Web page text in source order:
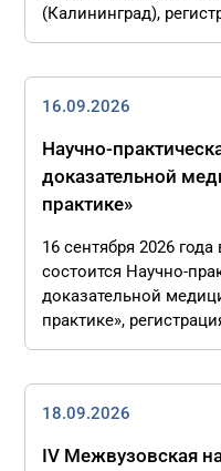
(Калининград),
16.09.2026
Научно-
доказательной
практике»
16 сентября 2026
состоится Научно-
доказательной
практике»,
18.09.2026
IV Межвузовская